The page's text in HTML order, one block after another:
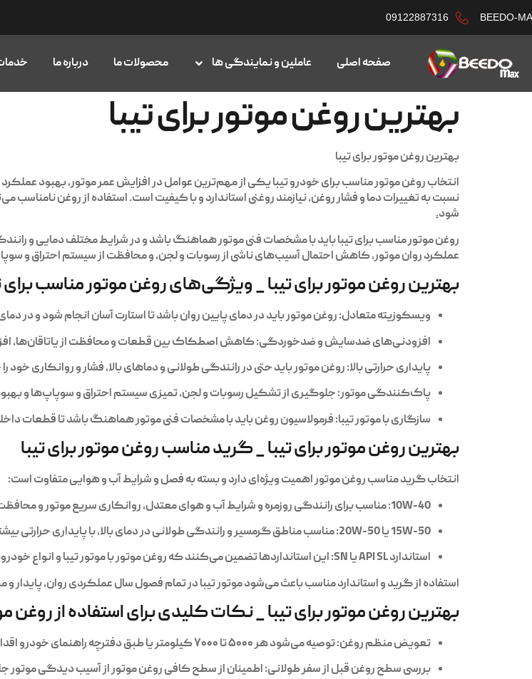
BEEDO-
09122887316
صفحه اصلی عاملین و نمایندگی ها محصولات ما درباره ما
بهترین روغن موتور برای تیبا
بهترین روغن موتور برای تیبا
انتخاب روغن موتور مناسب برای خودرو تیبا یکی از مهم‌ترین عوامل در افزایش عمر موتور، بهبود
نسبت به تغییرات دما و فشار روغن، نیازمند روغنی استاندارد و با کیفیت است. استفاده از روغن
شود.
روغن موتور مناسب برای تیبا باید با مشخصات فنی موتور هماهنگ باشد و در شرایط مختلف دمایی و
عملکرد روان موتور، کاهش احتمال آسیب‌های ناشی از رسوبات و لجن، و محافظت از سیستم احتراق و
بهترین روغن موتور برای تیبا _ ویژگی‌های روغن موتور مناسب برای
ویسکوزیته متعادل: روغن موتور باید در دمای پایین روان باشد تا استارت آسان انجام شود و در
افزودنی‌های ضدسایش و ضدخوردگی: کاهش اصطکاک بین قطعات و محافظت از یاتاقان‌ها،
پایداری حرارتی بالا: روغن موتور باید حتی در رانندگی طولانی و دماهای بالا، فشار و روانکاری خود
پاک‌کنندگی موتور: جلوگیری از تشکیل رسوبات و لجن، تمیزی سیستم احتراق و سوپاپ‌ها و
سازگاری با موتور تیبا: فرمولاسیون روغن باید با مشخصات فنی موتور هماهنگ باشد تا قطعات
بهترین روغن موتور برای تیبا _ گرید مناسب روغن موتور برای تیبا
انتخاب گرید مناسب روغن موتور اهمیت ویژه‌ای دارد و بسته به فصل و شرایط آب و هوایی متفاوت است:
10W-40: مناسب برای رانندگی روزمره و شرایط آب و هوای معتدل، روانکاری سریع موتور و
15W-50 یا 20W-50
: مناسب مناطق گرمسیر و رانندگی طولانی در دمای بالا، با پایداری حرارتی
استاندارد API SL یا SN
: این استانداردها تضمین می‌کنند که روغن موتور با موتور تیبا و انواع
استفاده از گرید و استاندارد مناسب باعث می‌شود موتور تیبا در تمام فصول سال عملکردی روان،
بهترین روغن موتور برای تیبا _ نکات کلیدی برای استفاده از روغن
تعویض منظم روغن: توصیه می‌شود هر ۵۰۰۰ تا ۷۰۰۰ کیلومتر یا طبق دفترچه راهنمای خودرو اقدام به تعویض روغن کنید.
بررسی سطح روغن قبل از سفر طولانی: اطمینان از سطح کافی روغن موتور از آسیب دیدگی